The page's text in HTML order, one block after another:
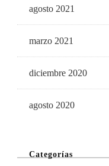
agosto 2021
marzo 2021
diciembre 2020
agosto 2020
Categorías